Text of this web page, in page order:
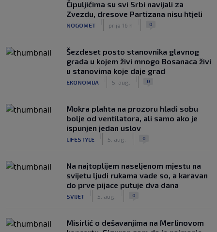
Čipuljićima su svi Srbi navijali za
Zvezdu, dresove Partizana nisu htjeli
NOGOMET prije 16 h 0
Šezdeset posto stanovnika glavnog
grada u kojem živi mnogo Bosanaca živi
u stanovima koje daje grad
EKONOMIJA 5. aug. 0
Mokra plahta na prozoru hladi sobu
bolje od ventilatora, ali samo ako je
ispunjen jedan uslov
LIFESTYLE 5. aug. 0
Na najtoplijem naseljenom mjestu na
svijetu ljudi rukama vade so, a karavan
do prve pijace putuje dva dana
SVIJET 5. aug. 0
Misirlić o dešavanjima na Merlinovom